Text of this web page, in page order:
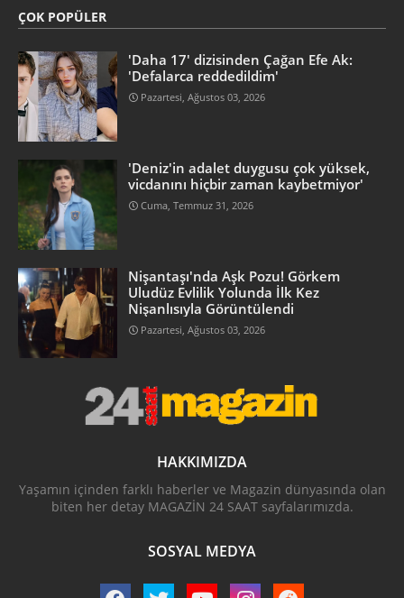
ÇOK POPÜLER
'Daha 17' dizisinden Çağan Efe Ak:
'Defalarca reddedildim'
Pazartesi, Ağustos 03, 2026
'Deniz'in adalet duygusu çok yüksek,
vicdanını hiçbir zaman kaybetmiyor'
Cuma, Temmuz 31, 2026
Nişantaşı'nda Aşk Pozu! Görkem
Uludüz Evlilik Yolunda İlk Kez
Nişanlısıyla Görüntülendi
Pazartesi, Ağustos 03, 2026
HAKKIMIZDA
Yaşamın içinden farklı haberler ve Magazin dünyasında olan
biten her detay MAGAZİN 24 SAAT sayfalarımızda.
SOSYAL MEDYA